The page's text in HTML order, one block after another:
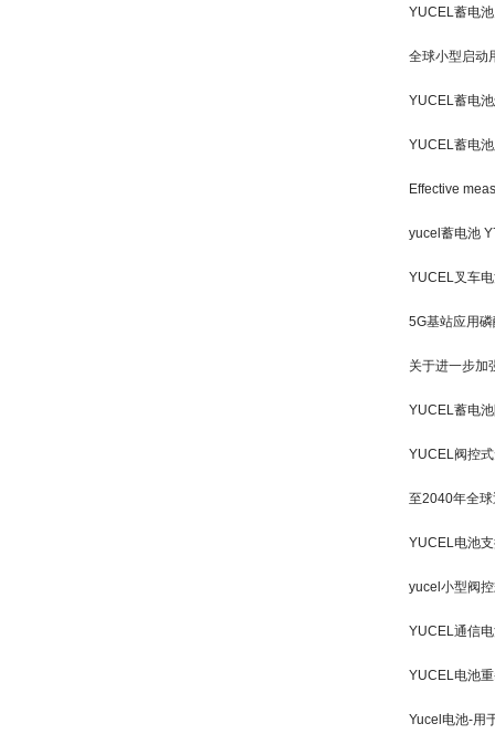
YUCEL蓄电
全球小型启动
YUCEL蓄电
YUCEL蓄电
Effective
yucel蓄电池
YUCEL叉车
5G基站应用
关于进一步加
YUCEL蓄电
YUCEL阀控
至2040年全
YUCEL电池
yucel小型阀
YUCEL通信
YUCEL电池
Yucel电池-用